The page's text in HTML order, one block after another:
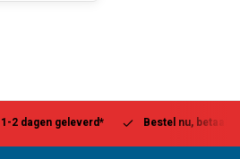
2 dagen geleverd* Bestel nu, betaal